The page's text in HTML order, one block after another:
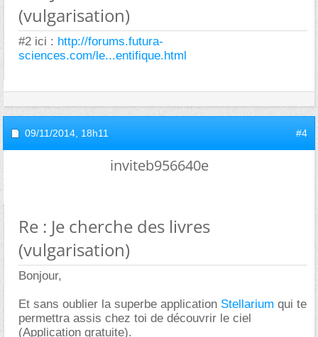
(vulgarisation)
#2 ici : http://forums.futura-
sciences.com/le...entifique.html
09/11/2014, 18h11 #4
inviteb956640e
Re : Je cherche des livres
(vulgarisation)
Bonjour,
Et sans oublier la superbe application Stellarium qui te
permettra assis chez toi de découvrir le ciel
(Application gratuite).